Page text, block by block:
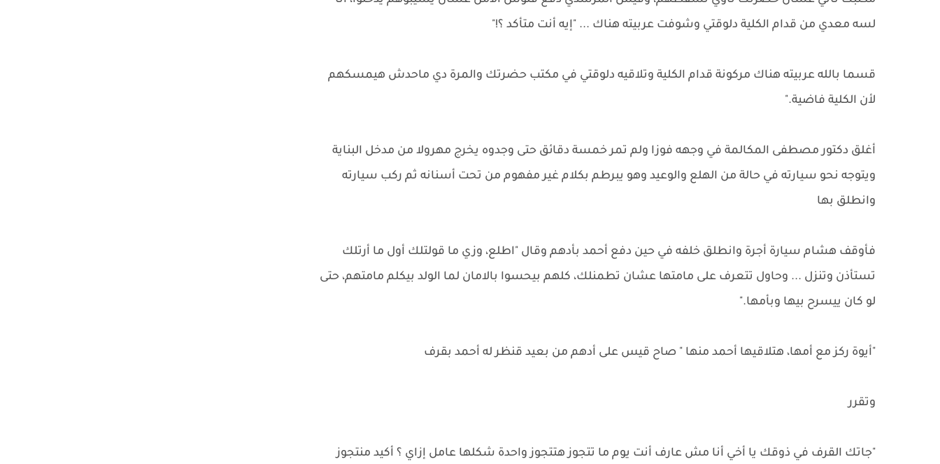
لسه معدي من قدام الكلية دلوقتي وشوفت عربيته هناك ... "إيه أنت متأكد ؟!"
قسما بالله عربيته هناك مركونة قدام الكلية وتلاقيه دلوقتي في مكتب حضرتك والمرة دي ماحدش هيمسكهم
لأن الكلية فاضية."
أغلق دكتور مصطفى المكالمة في وجهه فوزا ولم تمر خمسة دقائق حتى وجدوه يخرج مهرولا من مدخل البناية
ويتوجه نحو سيارته في حالة من الهلع والوعيد وهو يبرطم بكلام غير مفهوم من تحت أسنانه ثم ركب سيارته
وانطلق بها
فأوقف هشام سيارة أجرة وانطلق خلفه في حين دفع أحمد بأدهم وقال "اطلع، وزي ما قولتلك أول ما أرتلك
تستأذن وتنزل ... وحاول تتعرف على مامتها عشان تطمنلك، كلهم بيحسوا بالامان لما الولد بيكلم مامتهم، حتى
لو كان ييسرح بيها وبأمها."
"أيوة ركز مع أمها، هتلاقيها أحمد منها " صاح قيس على أدهم من بعيد قنظر له أحمد بقرف
وتقرر
"جاتك القرف في ذوقك يا أخي أنا مش عارف أنت يوم ما تتجوز هتتجوز واحدة شكلها عامل إزاي ؟ أكيد منتجوز